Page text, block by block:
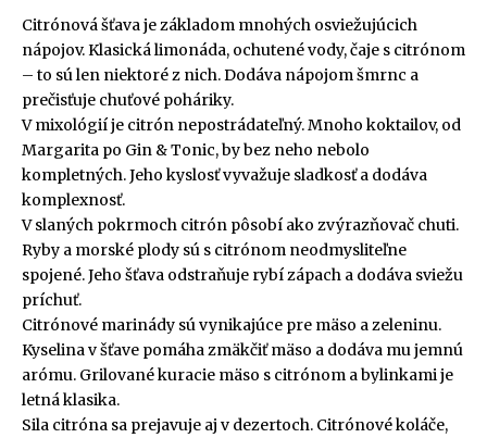
Citrónová šťava je základom mnohých osviežujúcich
nápojov. Klasická limonáda, ochutené vody, čaje s citrónom
– to sú len niektoré z nich. Dodáva nápojom šmrnc a
prečisťuje chuťové poháriky.
V mixológií je citrón nepostrádateľný. Mnoho koktailov, od
Margarita po Gin & Tonic, by bez neho nebolo
kompletných. Jeho kyslosť vyvažuje sladkosť a dodáva
komplexnosť.
V slaných pokrmoch citrón pôsobí ako zvýrazňovač chuti.
Ryby a morské plody sú s citrónom neodmysliteľne
spojené. Jeho šťava odstraňuje rybí zápach a dodáva sviežu
príchuť.
Citrónové marinády sú vynikajúce pre mäso a zeleninu.
Kyselina v šťave pomáha zmäkčiť mäso a dodáva mu jemnú
arómu. Grilované kuracie mäso s citrónom a bylinkami je
letná klasika.
Sila citróna sa prejavuje aj v dezertoch. Citrónové koláče,